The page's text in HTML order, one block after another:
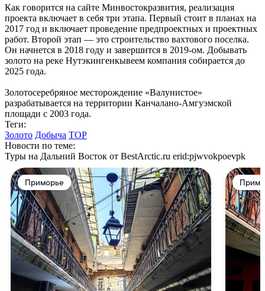
Как говорится на сайте Минвостокразвития, реализация
проекта включает в себя три этапа. Первый стоит в планах на
2017 год и включает проведение предпроектных и проектных
работ. Второй этап — это строительство вахтового поселка.
Он начнется в 2018 году и завершится в 2019-ом. Добывать
золото на реке Нутэкингенкывеем компания собирается до
2025 года.
Золотосеребряное месторождение «Валунистое»
разрабатывается на территории Канчалано-Амгуэмской
площади с 2003 года.
Теги:
Золото Добыча ТОР
Новости по теме:
Туры на Дальний Восток от BestArctic.ru erid:pjwvokpoevpk